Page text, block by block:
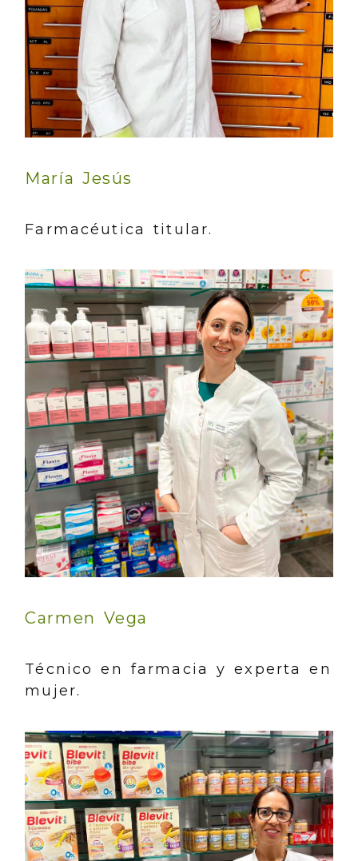
María Jesús
Farmacéutica titular.
Carmen Vega
Técnico en farmacia y experta en
mujer.